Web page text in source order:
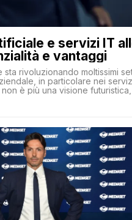
e servizi IT
e vantaggi
sta rivoluzionando moltissimi
in particolare nei
non è più una visione
sta portando a un cambio
comporta […]